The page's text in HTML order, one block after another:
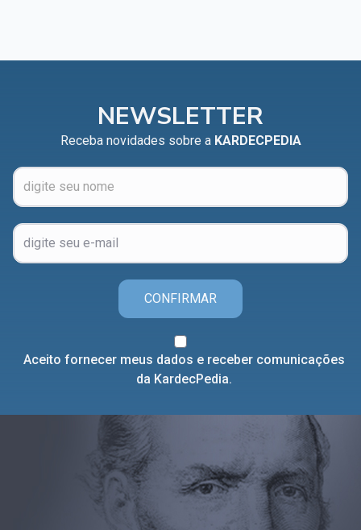
NEWSLETTER
Receba novidades sobre a KARDECPEDIA
CONFIRMAR
Aceito fornecer meus dados e receber comunicações
da KardecPedia.